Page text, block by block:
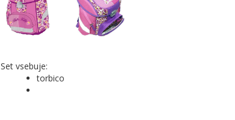
Set vsebuje:
torbico